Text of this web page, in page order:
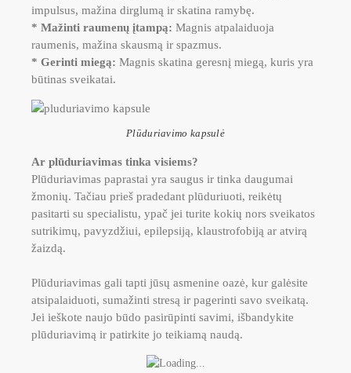
impulsus, mažina dirglumą ir skatina ramybę.
* Mažinti raumenų įtampą: Magnis atpalaiduoja
raumenis, mažina skausmą ir spazmus.
* Gerinti miegą: Magnis skatina geresnį miegą, kuris yra
būtinas sveikatai.
Plūduriavimo kapsulė
Ar plūduriavimas tinka visiems?
Plūduriavimas paprastai yra saugus ir tinka daugumai
žmonių. Tačiau prieš pradedant plūduriuoti, reikėtų
pasitarti su specialistu, ypač jei turite kokių nors sveikatos
sutrikimų, pavyzdžiui, epilepsiją, klaustrofobiją ar atvirą
žaizdą.
Plūduriavimas gali tapti jūsų asmenine oazė, kur galėsite
atsipalaiduoti, sumažinti stresą ir pagerinti savo sveikatą.
Jei ieškote naujo būdo pasirūpinti savimi, išbandykite
plūduriavimą ir patirkite jo teikiamą naudą.